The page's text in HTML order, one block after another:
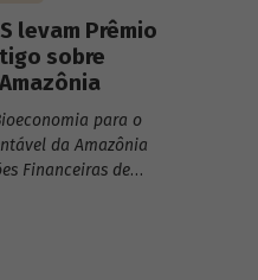
levam Prêmio
sobre
para o
da Amazônia
Financeiras de
Pamplona,